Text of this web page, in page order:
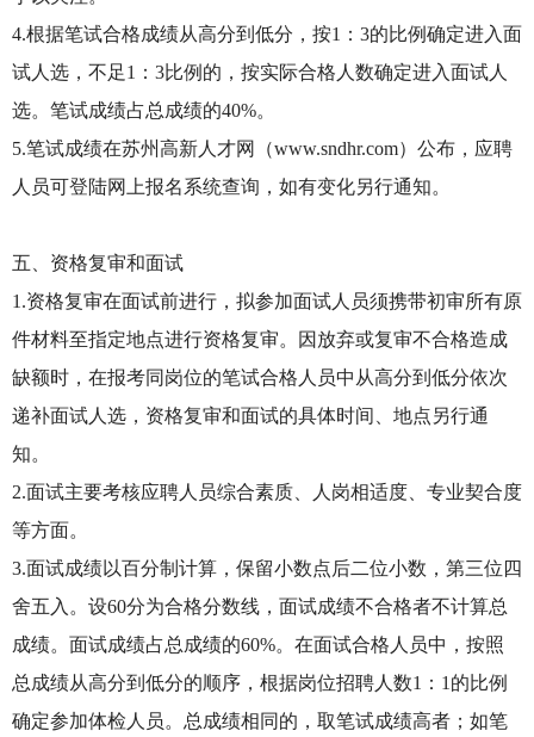
4.根据笔试合格成绩从高分到低分，按1：3的比例确定进入面
试人选，不足1：3比例的，按实际合格人数确定进入面试人
选。笔试成绩占总成绩的40%。
5.笔试成绩在苏州高新人才网（www.sndhr.com）公布，应聘
人员可登陆网上报名系统查询，如有变化另行通知。
五、资格复审和面试
1.资格复审在面试前进行，拟参加面试人员须携带初审所有原
件材料至指定地点进行资格复审。因放弃或复审不合格造成
缺额时，在报考同岗位的笔试合格人员中从高分到低分依次
递补面试人选，资格复审和面试的具体时间、地点另行通
知。
2.面试主要考核应聘人员综合素质、人岗相适度、专业契合度
等方面。
3.面试成绩以百分制计算，保留小数点后二位小数，第三位四
舍五入。设60分为合格分数线，面试成绩不合格者不计算总
成绩。面试成绩占总成绩的60%。在面试合格人员中，按照
总成绩从高分到低分的顺序，根据岗位招聘人数1：1的比例
确定参加体检人员。总成绩相同的，取笔试成绩高者；如笔